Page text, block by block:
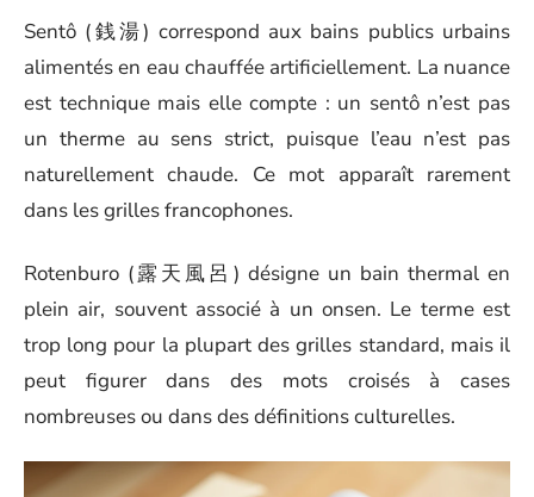
Sentô (銭湯) correspond aux bains publics urbains
alimentés en eau chauffée artificiellement. La nuance
est technique mais elle compte : un sentô n’est pas
un therme au sens strict, puisque l’eau n’est pas
naturellement chaude. Ce mot apparaît rarement
dans les grilles francophones.
Rotenburo (露天風呂) désigne un bain thermal en
plein air, souvent associé à un onsen. Le terme est
trop long pour la plupart des grilles standard, mais il
peut figurer dans des mots croisés à cases
nombreuses ou dans des définitions culturelles.